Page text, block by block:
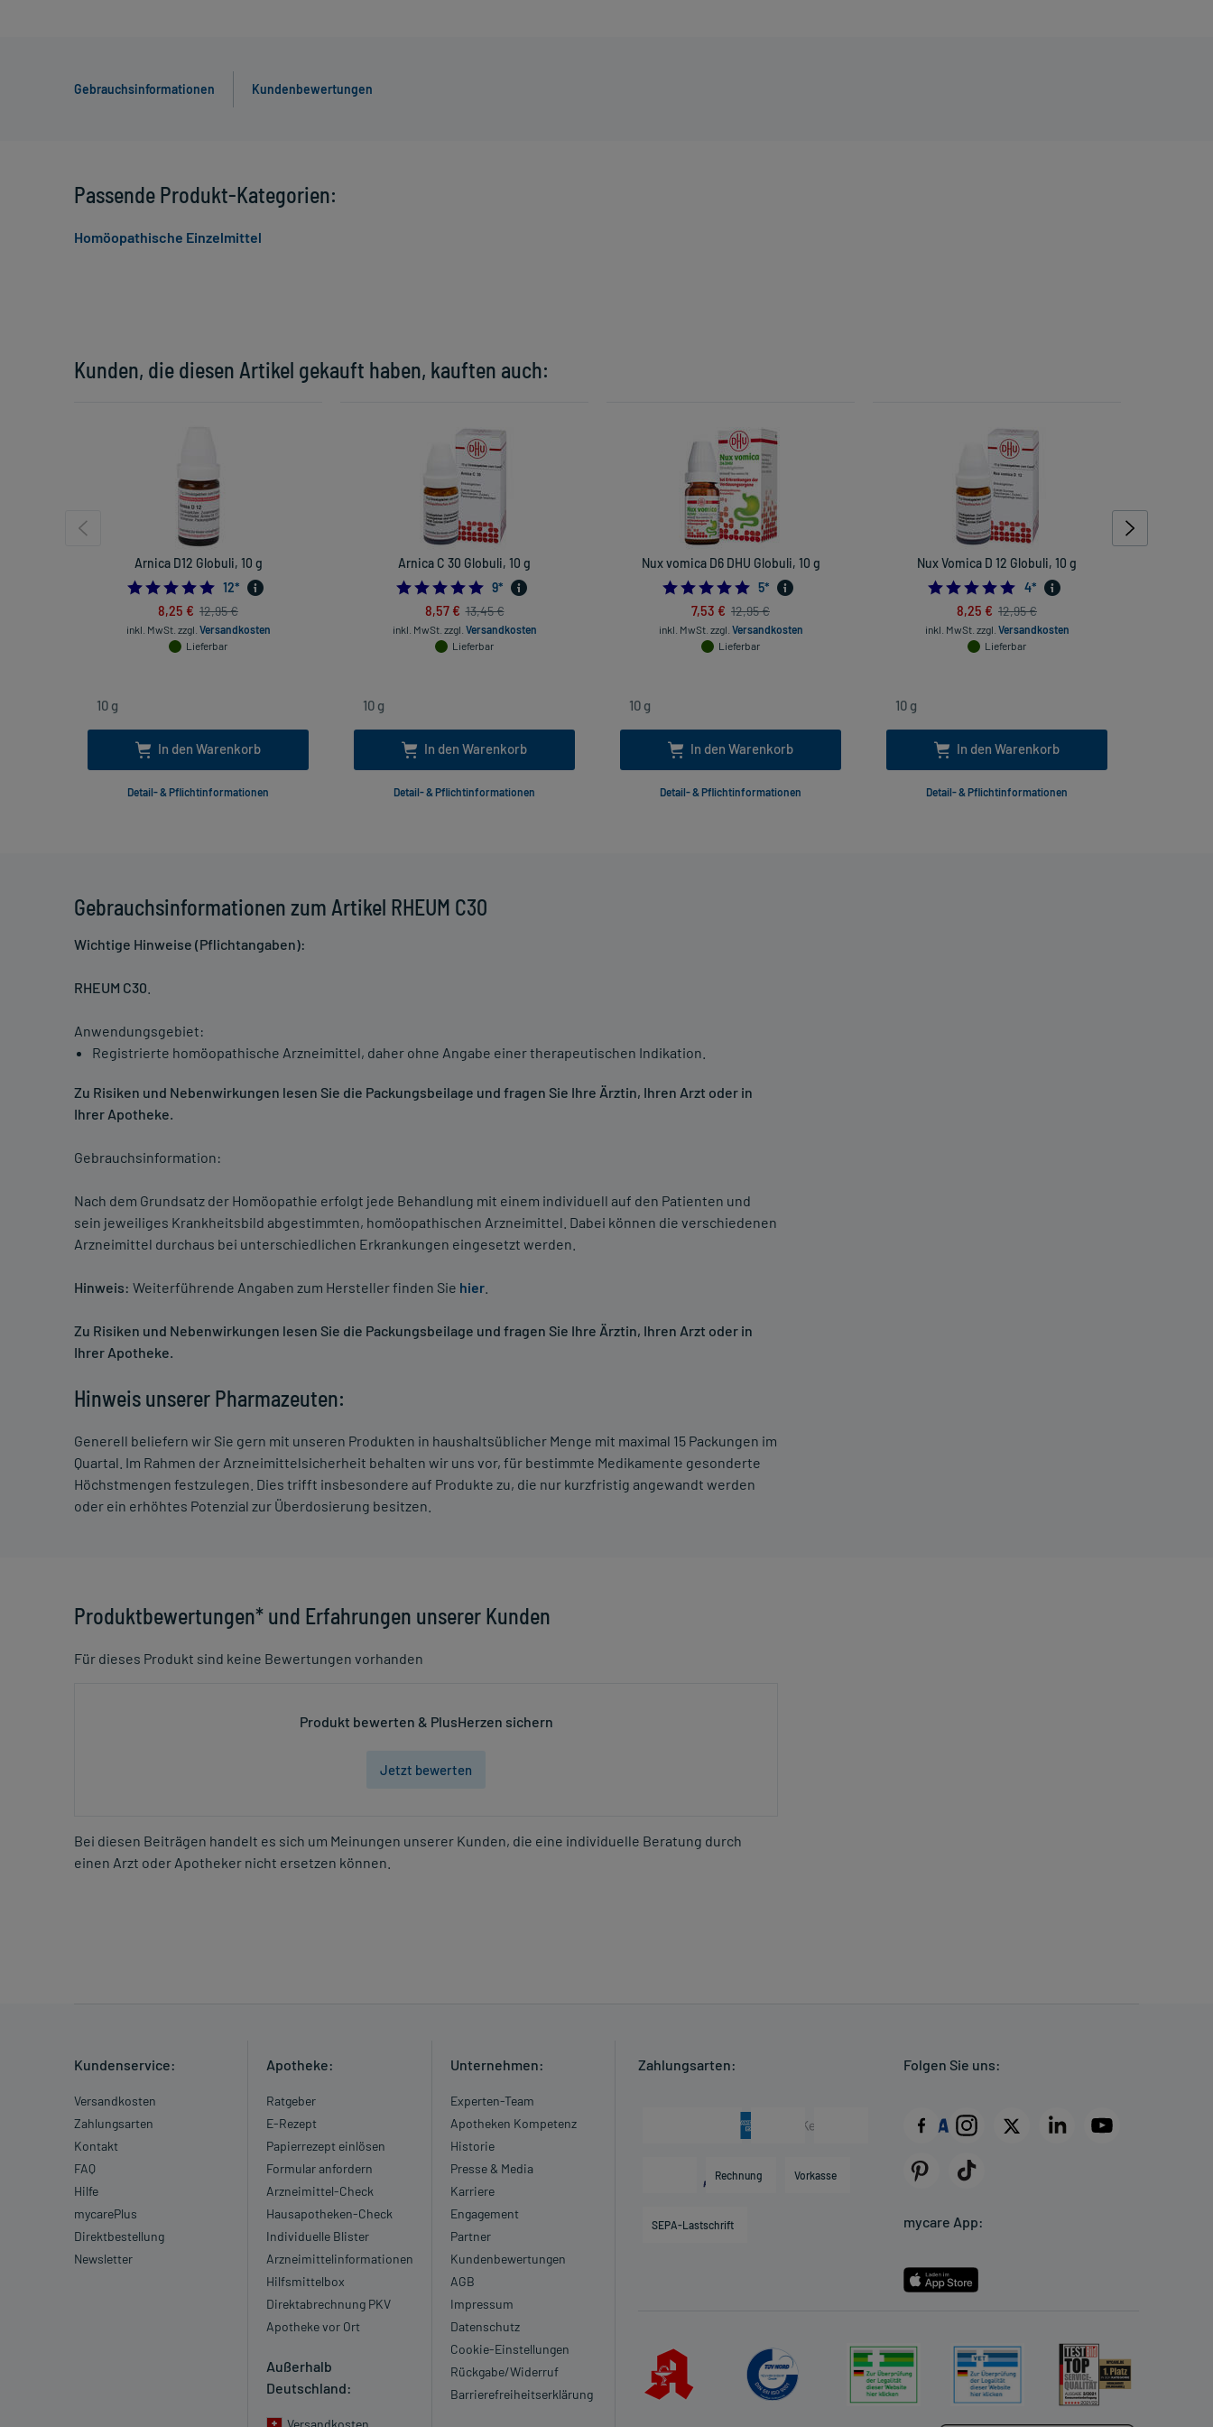
Gebrauchsinformationen Kundenbewertungen
Gebrauchsinformationen zum Artikel RHEUM C30
Wichtige Hinweise (Pflichtangaben):
RHEUM C30
Anwendungsgebiet:
Registrierte homöopathische Arzneimittel, daher ohne Angabe einer therapeutischen Indikation.
Zu Risiken und Nebenwirkungen lesen Sie die Packungsbeilage und fragen Sie Ihre Ärztin, Ihren Arzt oder in
Ihrer Apotheke.
Gebrauchsinformation:
Nach dem Grundsatz der Homöopathie erfolgt jede Behandlung mit einem individuell auf den Patienten und
sein jeweiliges Krankheitsbild abgestimmten, homöopathischen Arzneimittel. Dabei können die verschiedenen
Arzneimittel durchaus bei unterschiedlichen Erkrankungen eingesetzt werden.
Hinweis: Weiterführende Angaben zum Hersteller finden Sie hier
Zu Risiken und Nebenwirkungen lesen Sie die Packungsbeilage und fragen Sie Ihre Ärztin, Ihren Arzt oder in
Ihrer Apotheke.
Hinweis unserer Pharmazeuten:
Generell beliefern wir Sie gern mit unseren Produkten in haushaltsüblicher Menge mit maximal 15 Packungen im
Quartal. Im Rahmen der Arzneimittelsicherheit behalten wir uns vor, für bestimmte Medikamente gesonderte
Höchstmengen festzulegen. Dies trifft insbesondere auf Produkte zu, die nur kurzfristig angewandt werden
oder ein erhöhtes Potenzial zur Überdosierung besitzen.
Produktbewertungen* und Erfahrungen unserer Kunden
Für dieses Produkt sind keine Bewertungen vorhanden
Produkt bewerten & PlusHerzen sichern
Jetzt bewerten
Bei diesen Beiträgen handelt es sich um Meinungen unserer Kunden, die eine individuelle Beratung durch
einen Arzt oder Apotheker nicht ersetzen können.
Kunden, die diesen Artikel gekauft haben, kauften auch:
Arnica D12 Globuli, 10 g
5.0
12*
8,25 € 12,95 €
inkl. MwSt. zzgl. Versandkosten
Lieferbar
In den Warenkorb
Detail- & Pflichtinformationen
Arnica C 30 Globuli, 10 g
4.888888888888889
9*
8,57 € 13,45 €
inkl. MwSt. zzgl. Versandkosten
Lieferbar
In den Warenkorb
Detail- & Pflichtinformationen
Nux vomica D6 DHU Globuli, 10 g
5.0
5*
7,53 € 12,95 €
inkl. MwSt. zzgl. Versandkosten
Lieferbar
In den Warenkorb
Detail- & Pflichtinformationen
Nux Vomica D 12 Globuli, 10 g
4.75
4*
8,25 € 12,95 €
inkl. MwSt. zzgl. Versandkosten
Lieferbar
In den Warenkorb
Detail- & Pflichtinformationen
Passende Produkt-Kategorien:
Homöopathische Einzelmittel
Kundenservice:
Versandkosten
Zahlungsarten
Kontakt
FAQ
Hilfe
mycarePlus
Direktbestellung
Newsletter
Apotheke:
Ratgeber
E-Rezept
Papierrezept einlösen
Formular anfordern
Arzneimittel-Check
Hausapotheken-Check
Individuelle Blister
Arzneimittelinformationen
Hilfsmittelbox
Direktabrechnung PKV
Apotheke vor Ort
Außerhalb
Deutschland:
Unternehmen:
Experten-Team
Apotheken Kompetenz
Historie
Presse & Media
Karriere
Engagement
Partner
Kundenbewertungen
AGB
Impressum
Datenschutz
Cookie-Einstellungen
Rückgabe/Widerruf
Barrierefreiheitserklärung
Zahlungsarten:
Rechnung Vorkasse
SEPA-Lastschrift
Folgen Sie uns:
mycare App: